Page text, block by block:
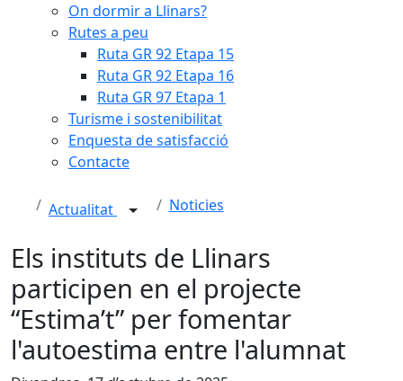
On dormir a Llinars?
Rutes a peu
Ruta GR 92 Etapa 15
Ruta GR 92 Etapa 16
Ruta GR 97 Etapa 1
Turisme i sostenibilitat
Enquesta de satisfacció
Contacte
Actualitat Noticies
Els instituts de Llinars
participen en el projecte
“Estima’t” per fomentar
l'autoestima entre l'alumnat